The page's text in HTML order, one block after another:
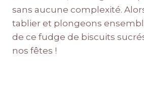
sans aucune complexité.
tablier et plongeons
de ce fudge de biscuits
nos fêtes !